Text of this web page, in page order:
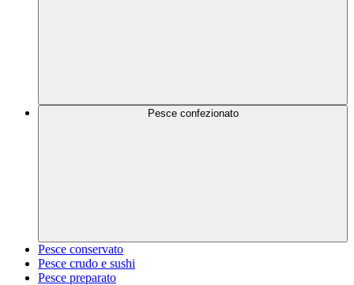
Pesce confezionato
Pesce conservato
Pesce crudo e sushi
Pesce preparato